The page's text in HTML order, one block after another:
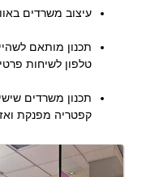
עיצוב משרדים
תכנון מותאם
טלפון לשיחות
תכנון משרדים
קפטריה מפנקת